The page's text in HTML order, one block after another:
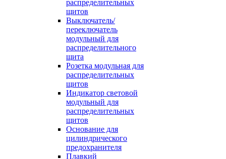
распределительных
щитов
Выключатель/
переключатель
модульный для
распределительного
щита
Розетка модульная для
распределительных
щитов
Индикатор световой
модульный для
распределительных
щитов
Основание для
цилиндрического
предохранителя
Плавкий